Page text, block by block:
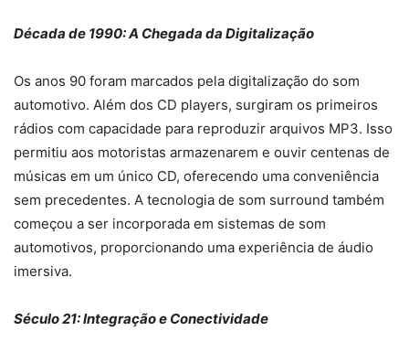
Década de 1990: A Chegada da Digitalização
Os anos 90 foram marcados pela digitalização do som
automotivo. Além dos CD players, surgiram os primeiros
rádios com capacidade para reproduzir arquivos MP3. Isso
permitiu aos motoristas armazenarem e ouvir centenas de
músicas em um único CD, oferecendo uma conveniência
sem precedentes. A tecnologia de som surround também
começou a ser incorporada em sistemas de som
automotivos, proporcionando uma experiência de áudio
imersiva.
Século 21: Integração e Conectividade